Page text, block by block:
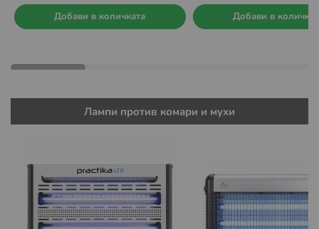
Добави в количката
Добави в
Лампи против комари и мухи